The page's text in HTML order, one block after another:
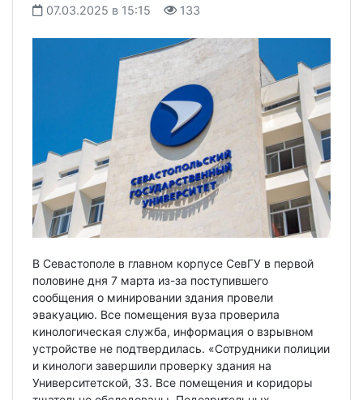
07.03.2025 в 15:15 133
В Севастополе в главном корпусе СевГУ в первой
половине дня 7 марта из-за поступившего
сообщения о минировании здания провели
эвакуацию. Все помещения вуза проверила
кинологическая служба, информация о взрывном
устройстве не подтвердилась. «Сотрудники полиции
и кинологи завершили проверку здания на
Университетской, 33. Все помещения и коридоры